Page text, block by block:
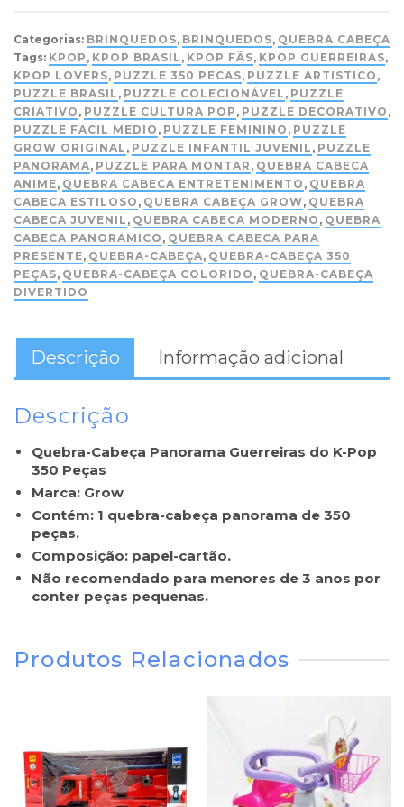
Categorias: BRINQUEDOS, BRINQUEDOS, QUEBRA CABEÇA
Tags: KPOP , KPOP BRASIL , KPOP FÃS, KPOP GUERREIRAS,
KPOP LOVERS, PUZZLE 350 PECAS, PUZZLE ARTISTICO ,
PUZZLE BRASIL , PUZZLE COLECIONÁVEL , PUZZLE
CRIATIVO , PUZZLE CULTURA POP , PUZZLE DECORATIVO ,
PUZZLE FACIL MEDIO , PUZZLE FEMININO , PUZZLE
GROW ORIGINAL , PUZZLE INFANTIL JUVENIL , PUZZLE
PANORAMA, PUZZLE PARA MONTAR , QUEBRA CABECA
ANIME, QUEBRA CABECA ENTRETENIMENTO , QUEBRA
CABECA ESTILOSO , QUEBRA CABEÇA GROW, QUEBRA
CABECA JUVENIL , QUEBRA CABECA MODERNO , QUEBRA
CABECA PANORAMICO , QUEBRA CABECA PARA
PRESENTE, QUEBRA-CABEÇA, QUEBRA-CABEÇA 350
PEÇAS, QUEBRA-CABEÇA COLORIDO , QUEBRA-CABEÇA
DIVERTIDO
Descrição Informação adicional
Descrição
Quebra-Cabeça Panorama Guerreiras do K-Pop
350 Peças
Marca: Grow
Contém: 1 quebra-cabeça panorama de 350
peças.
Composição: papel-cartão.
Não recomendado para menores de 3 anos por
conter peças pequenas.
Produtos Relacionados